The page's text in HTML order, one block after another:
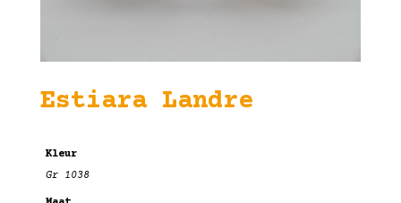
Estiara Landre
Kleur
Gr 1038